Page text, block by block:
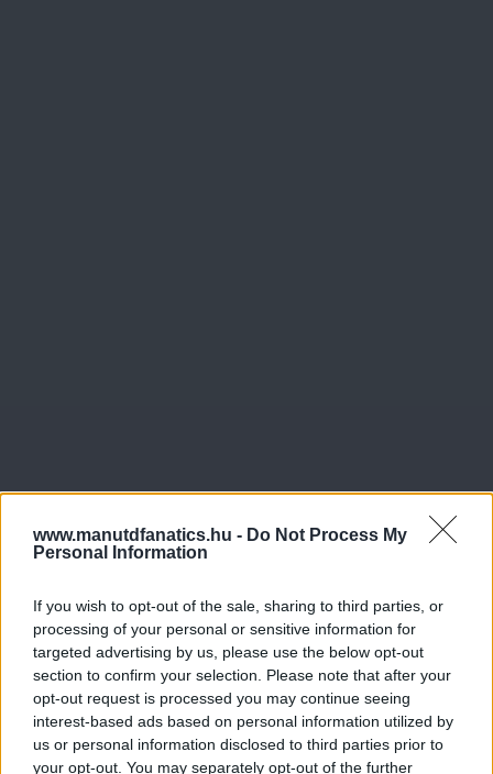
www.manutdfanatics.hu - Do Not Process My
Personal Information
If you wish to opt-out of the sale, sharing to third parties, or
processing of your personal or sensitive information for
targeted advertising by us, please use the below opt-out
section to confirm your selection. Please note that after your
opt-out request is processed you may continue seeing
interest-based ads based on personal information utilized by
us or personal information disclosed to third parties prior to
your opt-out. You may separately opt-out of the further